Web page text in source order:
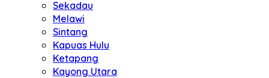
Sekadau
Melawi
Sintang
Kapuas Hulu
Ketapang
Kayong Utara